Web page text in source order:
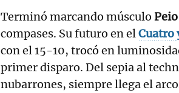
Terminó marcando músculo Peio
compases. Su futuro en elCuatro
con el 15-10, trocó en
primer disparo. Del sepia al
nubarrones, siempre llega el